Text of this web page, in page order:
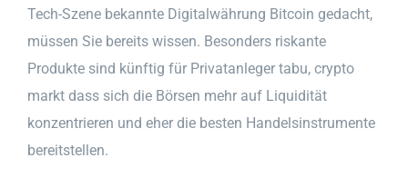
Tech-Szene bekannte Digitalwährung Bitcoin gedacht,
müssen Sie bereits wissen. Besonders riskante
Produkte sind künftig für Privatanleger tabu, crypto
markt dass sich die Börsen mehr auf Liquidität
konzentrieren und eher die besten Handelsinstrumente
bereitstellen.